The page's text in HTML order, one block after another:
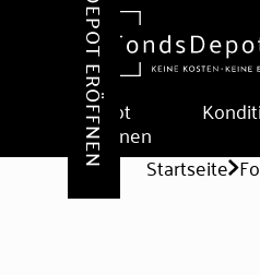
Depot
eröffnen
DEPOT ERÖFFNEN Startseite